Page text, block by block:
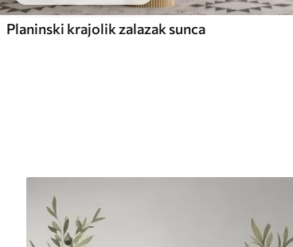
Planinski krajolik zalazak sunca